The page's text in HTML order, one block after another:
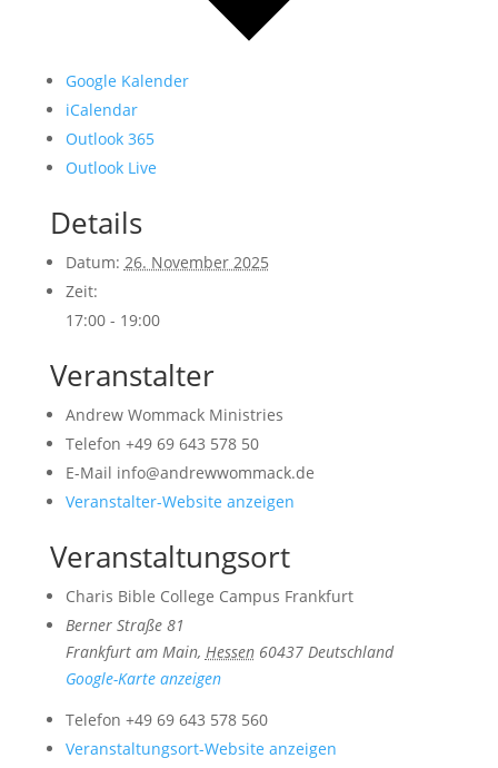
Google Kalender
iCalendar
Outlook 365
Outlook Live
Details
Datum: 26. November 2025
Zeit:
17:00 - 19:00
Veranstalter
Andrew Wommack Ministries
Telefon +49 69 643 578 50
E-Mail info@andrewwommack.de
Veranstalter-Website anzeigen
Veranstaltungsort
Charis Bible College Campus Frankfurt
Berner Straße 81
Frankfurt am Main, Hessen 60437 Deutschland
Google-Karte anzeigen
Telefon +49 69 643 578 560
Veranstaltungsort-Website anzeigen